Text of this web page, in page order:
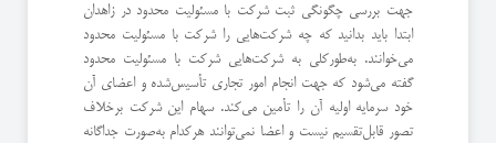
جهت بررسی چگونگی ثبت شرکت با مسئولیت محدود در زاهدان
ابتدا باید بدانید که چه شرکت‌هایی را شرکت با مسئولیت محدود
می‌خوانند. به‌طورکلی به شرکت‌هایی شرکت با مسئولیت محدود
گفته می‌شود که جهت انجام امور تجاری تأسیس‌شده و اعضای آن
خود سرمایه اولیه آن را تأمین می‌کند. سهام این شرکت برخلاف
تصور قابل‌تقسیم نیست و اعضا نمی‌توانند هرکدام به‌صورت جداگانه